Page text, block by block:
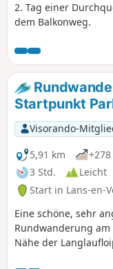
2. Tag einer
dem Balkonweg.
Startpunkt
Visorando-
5,91 km
3 Std.
Leicht
Start in Lans-en-
Eine schöne, sehr
Rundwanderung
Nähe der